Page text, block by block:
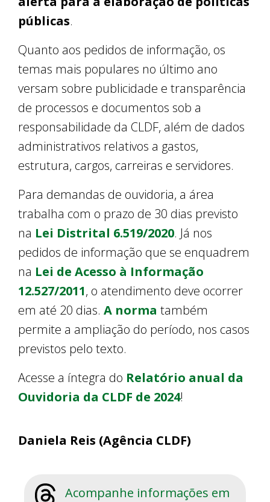
públicas.
Quanto aos pedidos de informação, os
temas mais populares no último ano
versam sobre publicidade e transparência
de processos e documentos sob a
responsabilidade da CLDF, além de dados
administrativos relativos a gastos,
estrutura, cargos, carreiras e servidores.
Para demandas de ouvidoria, a área
trabalha com o prazo de 30 dias previsto
na Lei Distrital 6.519/2020. Já nos
pedidos de informação que se enquadrem
na Lei de Acesso à Informação
12.527/2011, o atendimento deve ocorrer
em até 20 dias. A norma também
permite a ampliação do período, nos casos
previstos pelo texto.
Acesse a íntegra do Relatório anual da
Ouvidoria da CLDF de 2024!
Daniela Reis (Agência CLDF)
Acompanhe informações em